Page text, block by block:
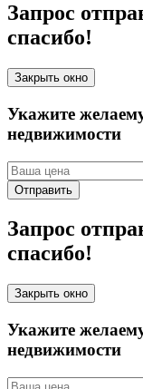
Запрос
спасибо!
Закрыть окно
Укажите
недвижимости
Отправить
Запрос
спасибо!
Закрыть окно
Укажите
недвижимости